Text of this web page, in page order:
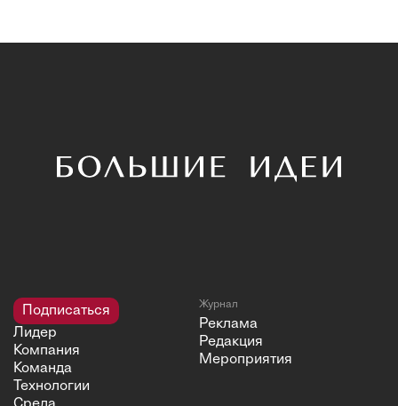
Подписаться
Лидер
Компания
Команда
Технологии
Журнал
Реклама
Редакция
Мероприятия